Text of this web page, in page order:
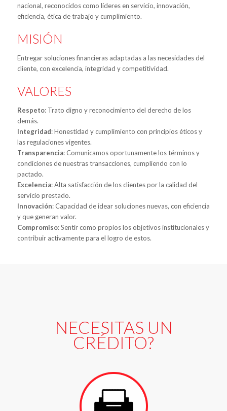
nacional, reconocidos como líderes en servicio, innovación,
eficiencia, ética de trabajo y cumplimiento.
MISIÓN
Entregar soluciones financieras adaptadas a las necesidades del
cliente, con excelencia, integridad y competitividad.
VALORES
Respeto: Trato digno y reconocimiento del derecho de los
demás.
Integridad: Honestidad y cumplimiento con principios éticos y
las regulaciones vigentes.
Transparencia: Comunicamos oportunamente los términos y
condiciones de nuestras transacciones, cumpliendo con lo
pactado.
Excelencia: Alta satisfacción de los clientes por la calidad del
servicio prestado.
Innovación: Capacidad de idear soluciones nuevas, con eficiencia
y que generan valor.
Compromiso: Sentir como propios los objetivos institucionales y
contribuir activamente para el logro de estos.
NECESITAS UN
CRÉDITO?